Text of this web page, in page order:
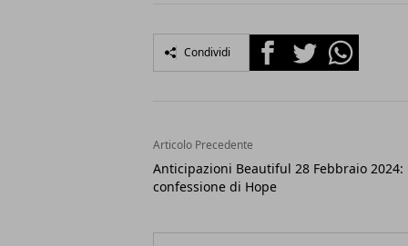
Condividi FacebookTwitterWhatsapp
Articolo Precedente
Anticipazioni Beautiful 28 Febbraio 2024:
confessione di Hope